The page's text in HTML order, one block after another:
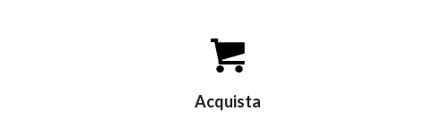
Acquista